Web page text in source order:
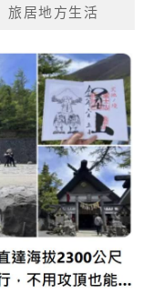
旅居地方生活